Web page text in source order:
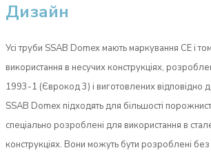
Дизайн
Усі труби SSAB Domex мають маркування CE і
використання в несучих конструкціях,
1993-1 (Єврокод 3) і виготовлених відповідно
SSAB Domex підходять для більшості
спеціально розроблені для використання в
конструкціях. Вони можуть бути розроблені